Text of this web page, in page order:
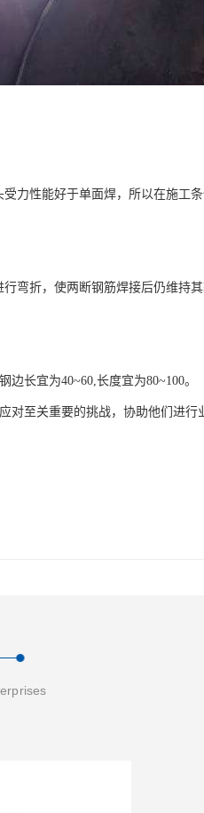
力性能好于单面焊，所以在施工
弯折，使两断钢筋焊接后仍维持
长宜为40~60,长度宜为80~100。
对至关重要的挑战，协助他们进行